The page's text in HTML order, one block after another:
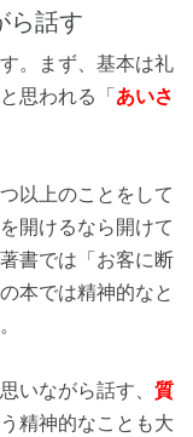
ら話す
。まず、基本は礼
思われる「あいさ
以上のことをして
開けるなら開けて
書では「お客に断
本では精神的なと
いながら話す、 質
精神的なことも大